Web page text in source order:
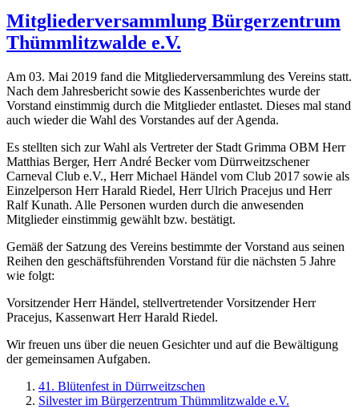
Mitgliederversammlung Bürgerzentrum
Thümmlitzwalde e.V.
Am 03. Mai 2019 fand die Mitgliederversammlung des Vereins statt.
Nach dem Jahresbericht sowie des Kassenberichtes wurde der
Vorstand einstimmig durch die Mitglieder entlastet. Dieses mal stand
auch wieder die Wahl des Vorstandes auf der Agenda.
Es stellten sich zur Wahl als Vertreter der Stadt Grimma OBM Herr
Matthias Berger, Herr André Becker vom Dürrweitzschener
Carneval Club e.V., Herr Michael Händel vom Club 2017 sowie als
Einzelperson Herr Harald Riedel, Herr Ulrich Pracejus und Herr
Ralf Kunath. Alle Personen wurden durch die anwesenden
Mitglieder einstimmig gewählt bzw. bestätigt.
Gemäß der Satzung des Vereins bestimmte der Vorstand aus seinen
Reihen den geschäftsführenden Vorstand für die nächsten 5 Jahre
wie folgt:
Vorsitzender Herr Händel, stellvertretender Vorsitzender Herr
Pracejus, Kassenwart Herr Harald Riedel.
Wir freuen uns über die neuen Gesichter und auf die Bewältigung
der gemeinsamen Aufgaben.
41. Blütenfest in Dürrweitzschen
Silvester im Bürgerzentrum Thümmlitzwalde e.V.